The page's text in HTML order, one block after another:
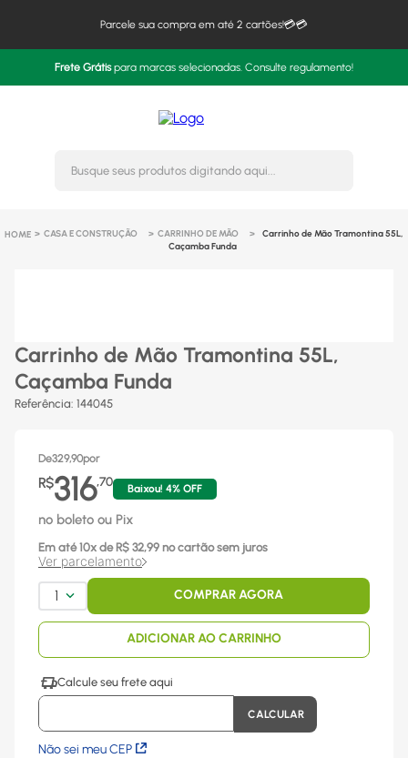
Parcele sua compra em até 2 cartões!💳💳
Frete Grátispara marcas selecionadas. Consulte regulamento!
Busque seus produtos
CASA E CONSTRUÇÃO CARRINHO DE MÃO
Carrinho de Mão Tramontina 55L,
Caçamba Funda
Carrinho de Mão Tramontina 55L,
Caçamba Funda
Referência: 144045
De329,90por
R$316,70
Baixou! 4% OFF
no boleto ou Pix
Em até 10x de R$ 32,99 no cartão sem juros
Ver parcelamento
1 COMPRAR AGORA
ADICIONAR AO CARRINHO
Não sei meu CEP